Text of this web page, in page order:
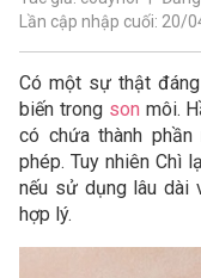
Lần cập nhập cuối: 20/
Có một sự thật
biến trong son môi.
có chứa thành
phép. Tuy nhiên Chì
nếu sử dụng lâu dài
hợp lý.